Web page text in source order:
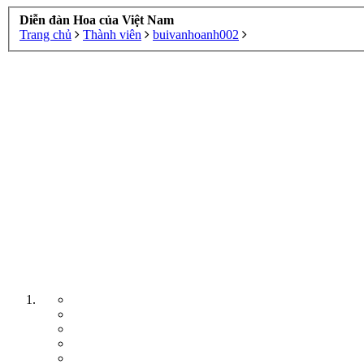
Diễn đàn Hoa của Việt Nam
Trang chủ
Thành viên buivanhoanh002